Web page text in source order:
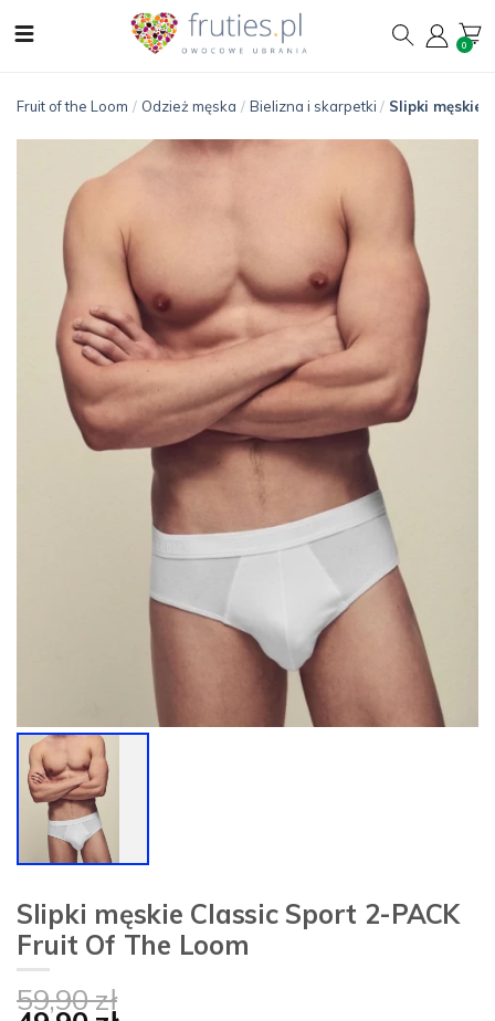
0
Fruit of the Loom / Odzież męska / Bielizna i skarpetki / Slipki męskie
Slipki męskie Classic Sport 2-PACK
Fruit Of The Loom
59,90 zł